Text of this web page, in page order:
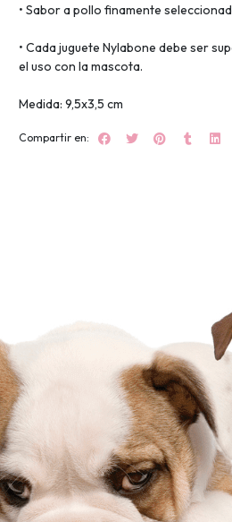
• Sabor a pollo finamente
• Cada juguete Nylabone debe ser
el uso con la mascota.
Medida: 9,5x3,5 cm
Compartir en: